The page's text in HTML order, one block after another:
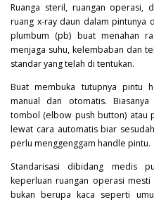
Ruanga steril, ruangan operasi,
ruang x-ray daun dalam pintunya
plumbum (pb) buat menahan
menjaga suhu, kelembaban dan
standar yang telah di tentukan.
Buat membuka tutupnya pintu
manual dan otomatis.
tombol (elbow push button) atau
lewat cara automatis biar
perlu menggenggam handle pintu.
Standarisasi dibidang medis
keperluan ruangan operasi
bukan berupa kaca seperti